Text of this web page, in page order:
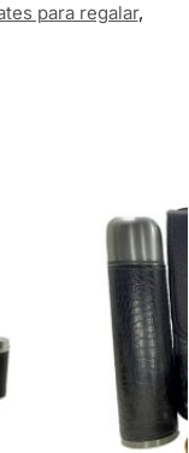
para regalar,